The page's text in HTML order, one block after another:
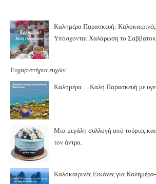
Καλημέρα Παρασκευή:
Υπόσχονται Χαλάρωση το
Ευχαριστήρια ευχών
Καλημέρα… Καλή Παρασκευή με
Μια μεγάλη συλλογή από τούρτες και
τον άντρα.
Καλοκαιρινές Εικόνες για